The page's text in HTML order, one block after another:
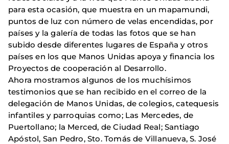
para esta ocasión, que muestra en un mapamundi,
puntos de luz con número de velas encendidas, por
países y la galería de todas las fotos que se han
subido desde diferentes lugares de España y otros
países en los que Manos Unidas apoya y financia los
Proyectos de cooperación al Desarrollo.
Ahora mostramos algunos de los muchísimos
testimonios que se han recibido en el correo de la
delegación de Manos Unidas, de colegios, catequesis
infantiles y parroquias como; Las Mercedes, de
Puertollano; la Merced, de Ciudad Real; Santiago
Apóstol, San Pedro, Sto. Tomás de Villanueva, S. José